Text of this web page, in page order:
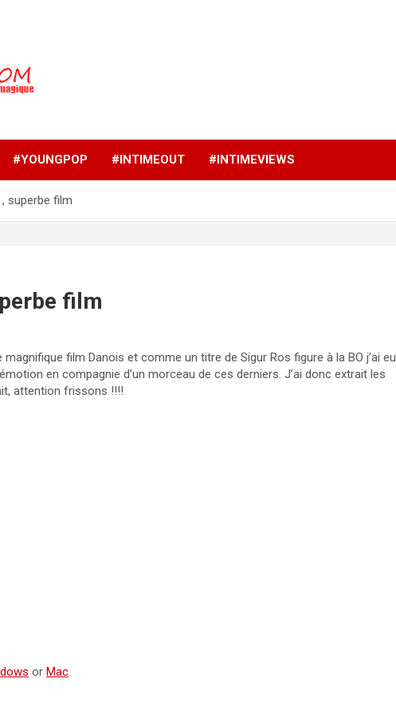
Lyon. rock pop
#YOUNGPOP #INTIMEOUT #INTIMEVIEWS
superbe film
film
film Danois et comme un titre de Sigur Ros figure à la BO j’ai eu
en compagnie d’un morceau de ces derniers. J’ai donc extrait les
attention frissons !!!!
or Mac